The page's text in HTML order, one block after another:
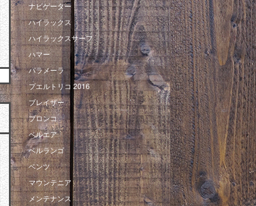
ナビゲーター
ハイラックス
ハイラックスサーフ
ハマー
パラメーラ
プエルトリコ 2016
ブレイザー
ブロンコ
ベルエア
ベルランゴ
ベンツ
マウンテニア
メンテナンス